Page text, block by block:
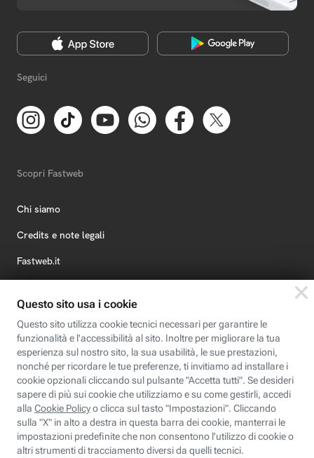
Seguici
Scopri Fastweb
Chi siamo
Credits e note legali
Fastweb.it
Fastweb Digital Academy
STEP FuturAbility District
Insieme, siamo futuro